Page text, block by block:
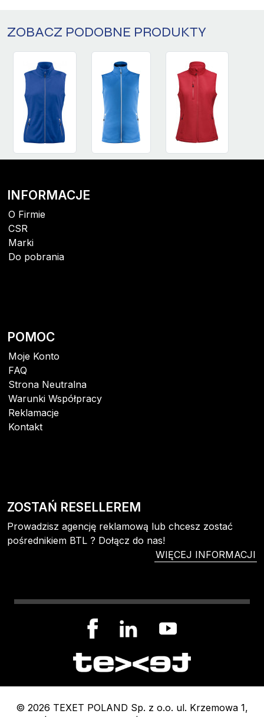
ZOBACZ PODOBNE PRODUKTY
INFORMACJE
O Firmie
CSR
Marki
Do pobrania
POMOC
Moje Konto
FAQ
Strona Neutralna
Warunki Współpracy
Reklamacje
Kontakt
ZOSTAŃ RESELLEREM
Prowadzisz agencję reklamową lub chcesz zostać
pośrednikiem BTL ? Dołącz do nas!
WIĘCEJ INFORMACJI
© 2026 TEXET POLAND Sp. z o.o. ul. Krzemowa 1,